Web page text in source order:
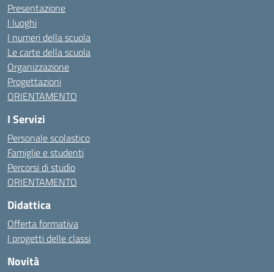
Presentazione
I luoghi
I numeri della scuola
Le carte della scuola
Organizzazione
Progettazioni
ORIENTAMENTO
I Servizi
Personale scolastico
Famiglie e studenti
Percorsi di studio
ORIENTAMENTO
Didattica
Offerta formativa
I progetti delle classi
Novità